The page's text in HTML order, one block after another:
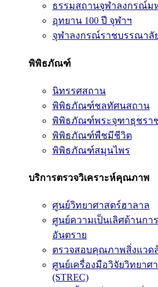
ธรรมสถานจุฬาลงกรณ์ม
อุทยาน 100 ปี จุฬาฯ
จุฬาลงกรณ์ราชบรรณาลั
พิพิธภัณฑ์
นิทรรศสถาน
พิพิธภัณฑ์ชลทัศนสถาน
พิพิธภัณฑ์พระจุฑาธุชรา
พิพิธภัณฑ์พืชมีชีวิต
พิพิธภัณฑ์สมุนไพร
บริการตรวจวิเคราะห์คุณภาพ
ศูนย์วิทยาศาสตร์ฮาลาล
ศูนย์ความเป็นเลิศด้านกา
อันตราย
ตรวจสอบคุณภาพสิ่งแวด
ศูนย์เครื่องมือวิจัยวิทยาศ
(STREC)